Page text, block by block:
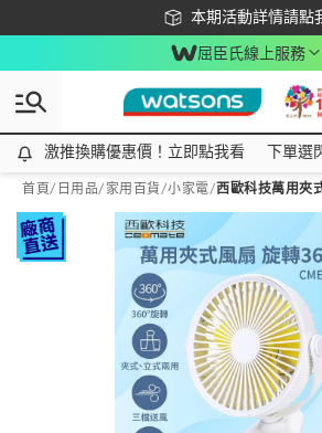
本期活動詳情請點
下載app最高回饋
屈臣氏線上服務
激推換購優惠價！立即點我看
激推換購優惠價！立即點我看 下單選
首頁/ 日用品/ 家用百貨/小家電/西歐科技萬用夾